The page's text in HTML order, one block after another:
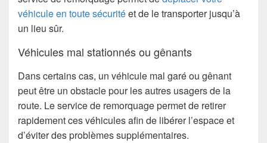
véhicule en toute sécuritéet de le transporter jusqu’à
un lieu sûr.
Véhicules mal stationnés ou gênants
Dans certains cas, un véhicule mal garé ou gênant
peut être un obstacle pour les autres usagers de la
route. Le service de remorquage permet de retirer
rapidement ces véhicules afin de libérer l’espace et
d’éviter des problèmes supplémentaires.